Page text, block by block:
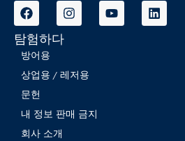
탐험하다
방어용
상업용 / 레저용
문헌
내 정보 판매 금지
회사 소개